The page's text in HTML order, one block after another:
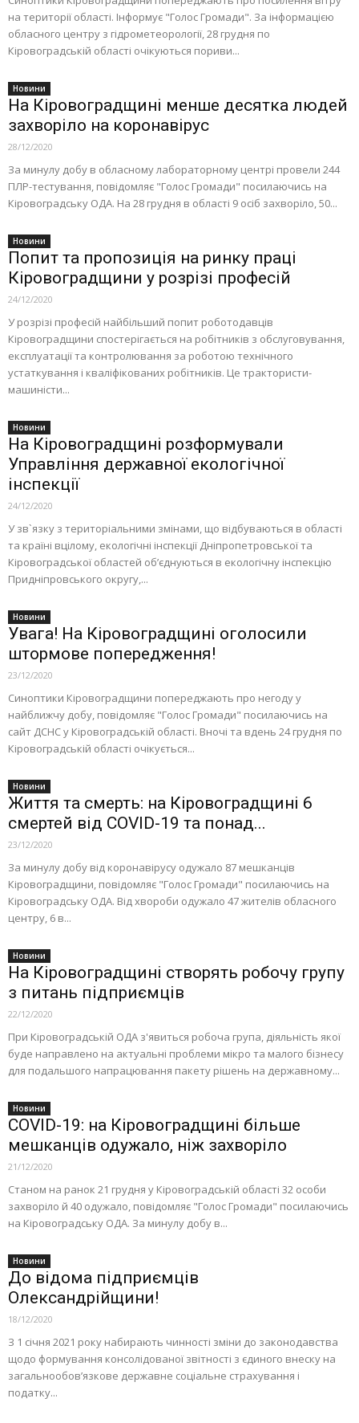
на території області. Інформує "Голос Громади". За інформацією
обласного центру з гідрометеорології, 28 грудня по
Кіровоградській області очікуються пориви...
Новини
На Кіровоградщині менше десятка людей
захворіло на коронавірус
28/12/2020
За минулу добу в обласному лабораторному центрі провели 244
ПЛР-тестування, повідомляє "Голос Громади" посилаючись на
Кіровоградську ОДА. На 28 грудня в області 9 осіб захворіло, 50...
Новини
Попит та пропозиція на ринку праці
Кіровоградщини у розрізі професій
24/12/2020
У розрізі професій найбільший попит роботодавців
Кіровоградщини спостерігається на робітників з обслуговування,
експлуатації та контролювання за роботою технічного
устаткування і кваліфікованих робітників. Це трактористи-
машиністи...
Новини
На Кіровоградщині розформували
Управління державної екологічної
інспекції
24/12/2020
У зв`язку з територіальними змінами, що відбуваються в області
та країні вцілому, екологічні інспекції Дніпропетровської та
Кіровоградської областей об’єднуються в екологічну інспекцію
Придніпровського округу,...
Новини
Увага! На Кіровоградщині оголосили
штормове попередження!
23/12/2020
Синоптики Кіровоградщини попереджають про негоду у
найближчу добу, повідомляє "Голос Громади" посилаючись на
сайт ДСНС у Кіровоградській області. Вночі та вдень 24 грудня по
Кіровоградській області очікується...
Новини
Життя та смерть: на Кіровоградщині 6
смертей від COVID-19 та понад...
23/12/2020
За минулу добу від коронавірусу одужало 87 мешканців
Кіровоградщини, повідомляє "Голос Громади" посилаючись на
Кіровоградську ОДА. Від хвороби одужало 47 жителів обласного
центру, 6 в...
Новини
На Кіровоградщині створять робочу групу
з питань підприємців
22/12/2020
При Кіровоградській ОДА з'явиться робоча група, діяльність якої
буде направлено на актуальні проблеми мікро та малого бізнесу
для подальшого напрацювання пакету рішень на державному...
Новини
COVID-19: на Кіровоградщині більше
мешканців одужало, ніж захворіло
21/12/2020
Станом на ранок 21 грудня у Кіровоградській області 32 особи
захворіло й 40 одужало, повідомляє "Голос Громади" посилаючись
на Кіровоградську ОДА. За минулу добу в...
Новини
До відома підприємців
Олександрійщини!
18/12/2020
З 1 січня 2021 року набирають чинності зміни до законодавства
щодо формування консолідованої звітності з єдиного внеску на
загальнообов’язкове державне соціальне страхування і
податку...